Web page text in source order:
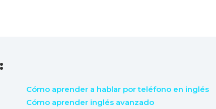
Cómo aprender a hablar por teléfono en inglés
Cómo aprender inglés avanzado